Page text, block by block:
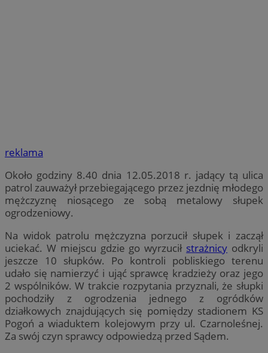
reklama
Około godziny 8.40 dnia 12.05.2018 r. jadący tą ulica
patrol zauważył przebiegającego przez jezdnię młodego
mężczyznę niosącego ze sobą metalowy słupek
ogrodzeniowy.
Na widok patrolu mężczyzna porzucił słupek i zaczął
uciekać. W miejscu gdzie go wyrzucił strażnicy odkryli
jeszcze 10 słupków. Po kontroli pobliskiego terenu
udało się namierzyć i ująć sprawcę kradzieży oraz jego
2 wspólników. W trakcie rozpytania przyznali, że słupki
pochodziły z ogrodzenia jednego z ogródków
działkowych znajdujących się pomiędzy stadionem KS
Pogoń a wiaduktem kolejowym przy ul. Czarnoleśnej.
Za swój czyn sprawcy odpowiedzą przed Sądem.